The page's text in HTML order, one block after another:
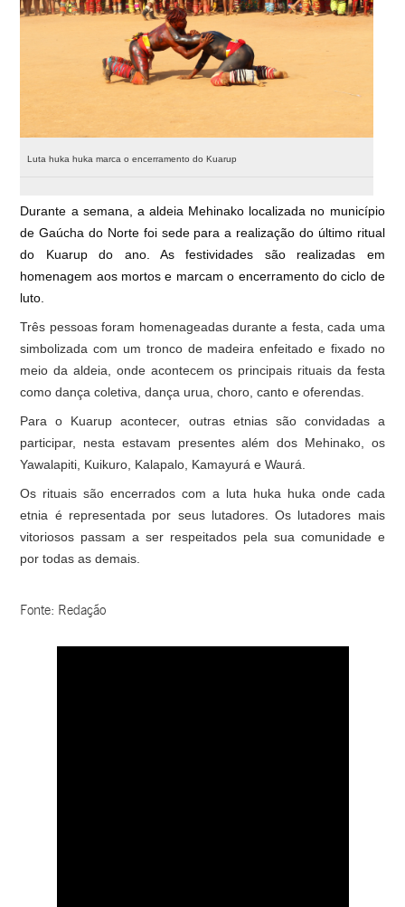
Luta huka huka marca o encerramento do Kuarup
Durante a semana, a aldeia Mehinako localizada no município
de Gaúcha do Norte foi sede para a realização do último ritual
do Kuarup do ano. As festividades são realizadas em
homenagem aos mortos e marcam o encerramento do ciclo de
luto.
Três pessoas foram homenageadas durante a festa, cada uma
simbolizada com um tronco de madeira enfeitado e fixado no
meio da aldeia, onde acontecem os principais rituais da festa
como dança coletiva, dança urua, choro, canto e oferendas.
Para o Kuarup acontecer, outras etnias são convidadas a
participar, nesta estavam presentes além dos Mehinako, os
Yawalapiti, Kuikuro, Kalapalo, Kamayurá e Waurá.
Os rituais são encerrados com a luta huka huka onde cada
etnia é representada por seus lutadores. Os lutadores mais
vitoriosos passam a ser respeitados pela sua comunidade e
por todas as demais.
Fonte: Redação